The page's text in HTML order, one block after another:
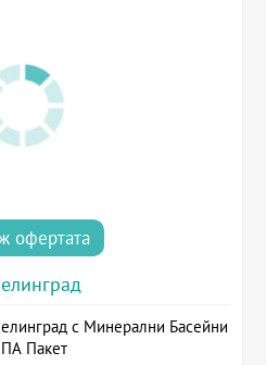
офертата
с Минерални Басейни
Пакет